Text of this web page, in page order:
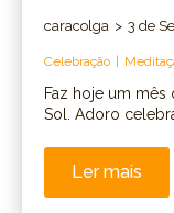
caracolga 3 de
Celebração
Faz hoje um mês
Sol. Adoro
Ler mais